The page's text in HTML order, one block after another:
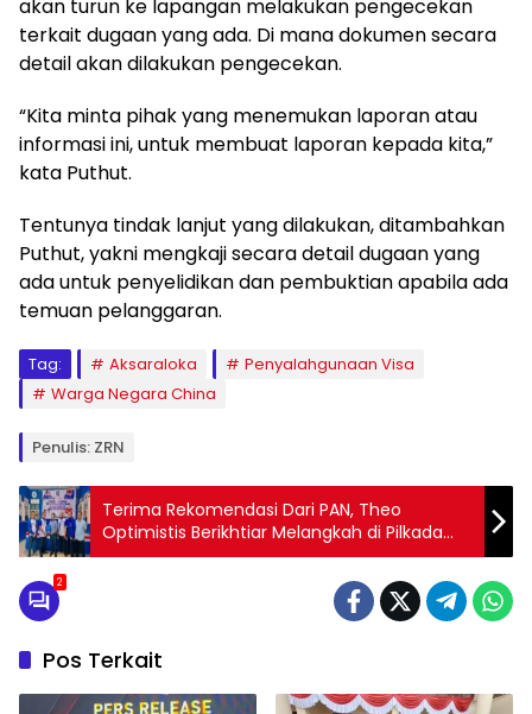
akan turun ke lapangan melakukan pengecekan
terkait dugaan yang ada. Di mana dokumen secara
detail akan dilakukan pengecekan.
“Kita minta pihak yang menemukan laporan atau
informasi ini, untuk membuat laporan kepada kita,”
kata Puthut.
Tentunya tindak lanjut yang dilakukan, ditambahkan
Puthut, yakni mengkaji secara detail dugaan yang
ada untuk penyelidikan dan pembuktian apabila ada
temuan pelanggaran.
Tag: Aksaraloka
Penyalahgunaan Visa
Warga Negara China
Penulis: ZRN
Terima Rekomendasi Dari PAN, Theo
Optimistis Berikhtiar Melangkah di Pilkada
Ketapang
2
Pos Terkait